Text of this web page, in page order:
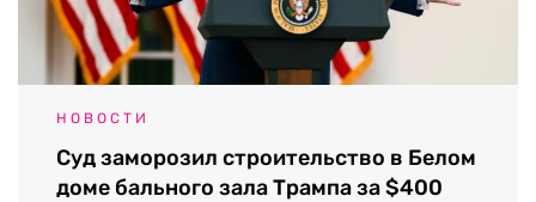
НОВОСТИ
Суд заморозил строительство в Белом
доме бального зала Трампа за $400